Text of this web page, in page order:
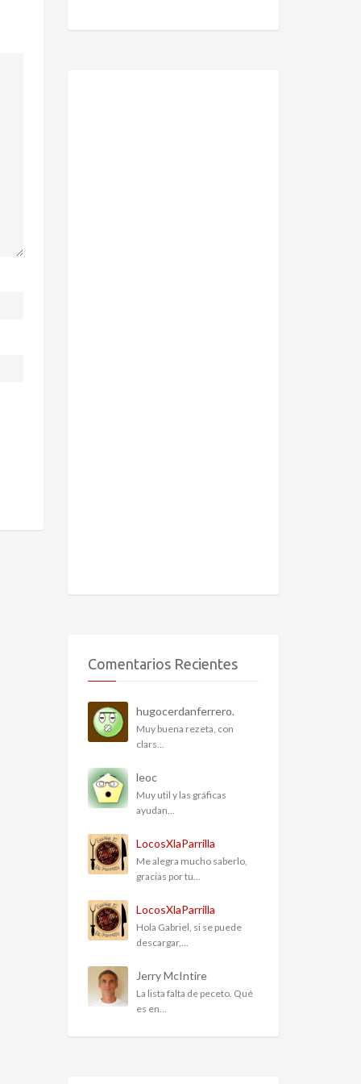
Comentarios Recientes
hugocerdanferrero.
Muy buena rezeta, con
clars...
leoc
Muy util y las gráficas
ayudan...
LocosXlaParrilla
Me alegra mucho saberlo,
gracias por tu...
LocosXlaParrilla
Hola Gabriel, si se puede
descargar,...
Jerry McIntire
La lista falta de peceto. Qué
es en...